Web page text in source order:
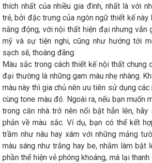
thích nhất của nhiều gia đình, nhất là với
trẻ, bởi đặc trưng của ngôn ngữ thiết kế
năng động, với nội thất hiện đại nhưng vẫn
mỹ và sự tiện nghi, cũng như hướng tới
sạch sẽ, thoáng đãng.
Màu sắc trong cách thiết kế nội thất chung
đại thường là những gam màu nhẹ nhàng.
màu này thì gia chủ nên ưu tiên sử dụng
cùng tone màu đó. Ngoài ra, nếu bạn muốn
trong căn nhà trở nên nổi bật hẳn lên,
phản về màu sắc. Ví dụ, bạn có thể kết
trầm như nâu hay xám với những mảng
màu sáng như trắng hay be, nhằm làm bật
phần thể hiện vẻ phóng khoáng, mà lại